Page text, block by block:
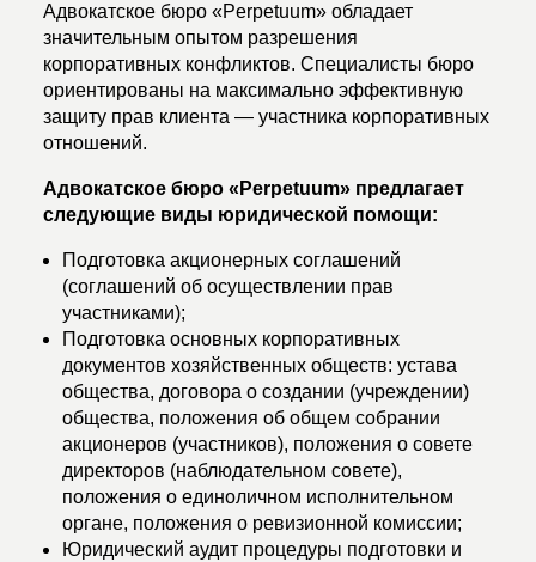
Адвокатское бюро «Perpetuum» обладает
значительным опытом разрешения
корпоративных конфликтов. Специалисты бюро
ориентированы на максимально эффективную
защиту прав клиента — участника корпоративных
отношений.
Адвокатское бюро «Perpetuum» предлагает
следующие виды юридической помощи:
Подготовка акционерных соглашений
(соглашений об осуществлении прав
участниками);
Подготовка основных корпоративных
документов хозяйственных обществ: устава
общества, договора о создании (учреждении)
общества, положения об общем собрании
акционеров (участников), положения о совете
директоров (наблюдательном совете),
положения о единоличном исполнительном
органе, положения о ревизионной комиссии;
Юридический аудит процедуры подготовки и